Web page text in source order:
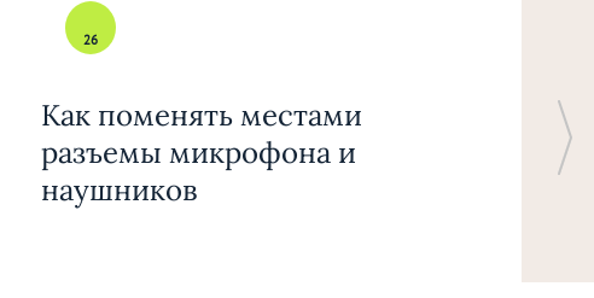
26
Как поменять местами
разъемы микрофона и
наушников